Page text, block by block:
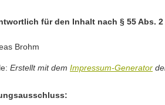
für den Inhalt nach § 55 Abs. 2
Brohm
Erstellt mit dem Impressum-Generator